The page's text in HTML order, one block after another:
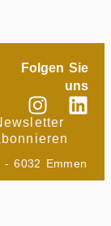
Folgen Sie
uns
6032 Emmen